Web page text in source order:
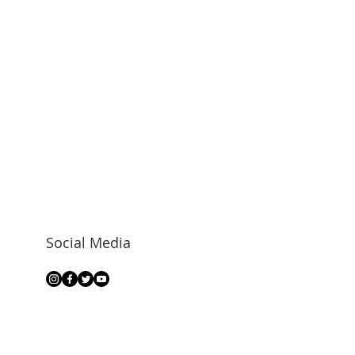
Social Media